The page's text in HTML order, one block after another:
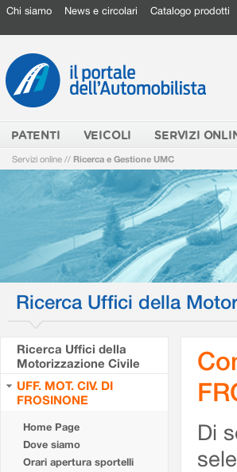
Chi siamo News e circolari Catalogo prodotti
PATENTI VEICOLI SERVIZI
Servizi online // Ricerca e Gestione UMC
Ricerca Uffici della
Ricerca Uffici della
Motorizzazione Civile
UFF. MOT. CIV. DI
FROSINONE
Home Page
Dove siamo
Orari apertura sportelli
Di